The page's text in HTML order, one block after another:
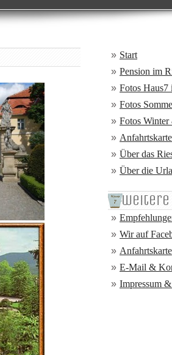
Start
Pension im
Fotos Haus7
Fotos
Fotos
Über das
Über die
weitere
Wir auf
Anfahrtskarte
E-Mail &
Impressum